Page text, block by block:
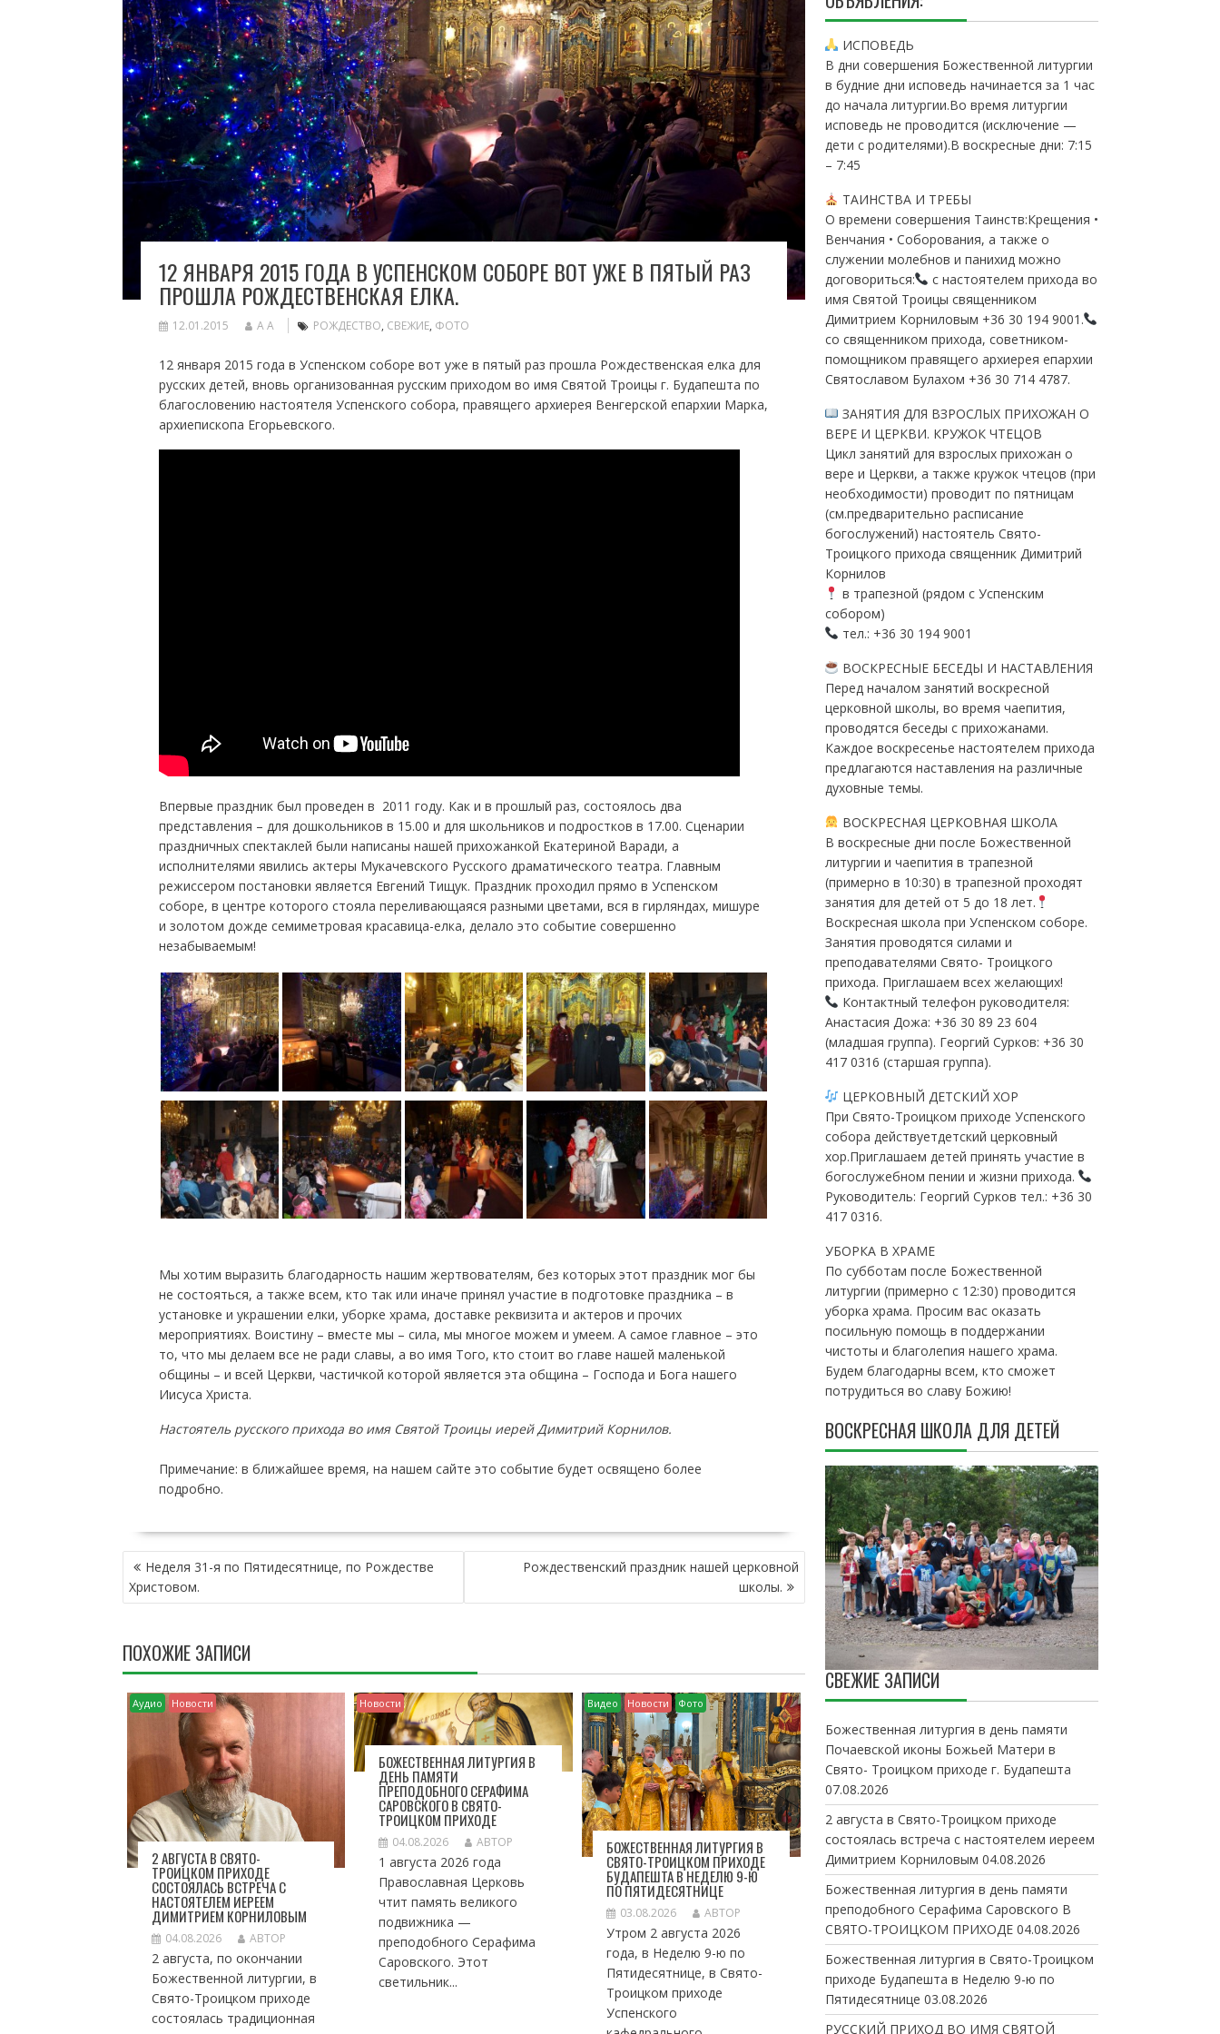
12 ЯНВАРЯ 2015 ГОДА В УСПЕНСКОМ СОБОРЕ ВОТ УЖЕ В ПЯТЫЙ РАЗ
ПРОШЛА РОЖДЕСТВЕНСКАЯ ЕЛКА.
12.01.2015 A A РОЖДЕСТВО, СВЕЖИЕ, ФОТО
12 января 2015 года в Успенском соборе вот уже в пятый раз прошла Рождественская елка для
русских детей, вновь организованная русским приходом во имя Святой Троицы г. Будапешта по
благословению настоятеля Успенского собора, правящего архиерея Венгерской епархии Марка,
архиепископа Егорьевского.
Впервые праздник был проведен в 2011 году. Как и в прошлый раз, состоялось два
представления – для дошкольников в 15.00 и для школьников и подростков в 17.00. Сценарии
праздничных спектаклей были написаны нашей прихожанкой Екатериной Варади, а
исполнителями явились актеры Мукачевского Русского драматического театра. Главным
режиссером постановки является Евгений Тищук. Праздник проходил прямо в Успенском
соборе, в центре которого стояла переливающаяся разными цветами, вся в гирляндах, мишуре
и золотом дожде семиметровая красавица-елка, делало это событие совершенно
незабываемым!
Мы хотим выразить благодарность нашим жертвователям, без которых этот праздник мог бы
не состояться, а также всем, кто так или иначе принял участие в подготовке праздника – в
установке и украшении елки, уборке храма, доставке реквизита и актеров и прочих
мероприятиях. Воистину – вместе мы – сила, мы многое можем и умеем. А самое главное – это
то, что мы делаем все не ради славы, а во имя Того, кто стоит во главе нашей маленькой
общины – и всей Церкви, частичкой которой является эта община – Господа и Бога нашего
Иисуса Христа.
Настоятель русского прихода во имя Святой Троицы иерей Димитрий Корнилов.
Примечание: в ближайшее время, на нашем сайте это событие будет освящено более
подробно.
Н
А
В
Г
А
Ц
И
Я
О
П
И
С
Неделя 31-я по Пятидесятнице, по Рождестве
Христовом.
Рождественский праздник нашей церковной
школы.
ПОХОЖИЕ ЗАПИСИ
Аудио Новости
2 АВГУСТА В СВЯТО-
ТРОИЦКОМ ПРИХОДЕ
СОСТОЯЛАСЬ ВСТРЕЧА С
НАСТОЯТЕЛЕМ ИЕРЕЕМ
ДИМИТРИЕМ КОРНИЛОВЫМ
04.08.2026 АВТОР
2 августа, по окончании
Божественной литургии, в
Свято-Троицком приходе
состоялась традиционная
Новости
БОЖЕСТВЕННАЯ ЛИТУРГИЯ В
ДЕНЬ ПАМЯТИ
ПРЕПОДОБНОГО СЕРАФИМА
САРОВСКОГО В СВЯТО-
ТРОИЦКОМ ПРИХОДЕ
04.08.2026 АВТОР
1 августа 2026 года
Православная Церковь
чтит память великого
подвижника —
преподобного Серафима
Саровского. Этот
светильник...
Видео Новости Фото
БОЖЕСТВЕННАЯ ЛИТУРГИЯ В
СВЯТО-ТРОИЦКОМ ПРИХОДЕ
БУДАПЕШТА В НЕДЕЛЮ 9-Ю
ПО ПЯТИДЕСЯТНИЦЕ
03.08.2026 АВТОР
Утром 2 августа 2026
года, в Неделю 9-ю по
Пятидесятнице, в Свято-
Троицком приходе
Успенского
ИСПОВЕДЬ
В дни совершения Божественной литургии
в будние дни исповедь начинается за 1 час
до начала литургии.Во время литургии
исповедь не проводится (исключение —
дети с родителями).В воскресные дни: 7:15
– 7:45
ТАИНСТВА И ТРЕБЫ
О времени совершения Таинств:Крещения •
Венчания • Соборования, а также о
служении молебнов и панихид можно
договориться:
с настоятелем прихода во
имя Святой Троицы священником
Димитрием Корниловым +36 30 194 9001.
со священником прихода, советником-
помощником правящего архиерея епархии
Святославом Булахом +36 30 714 4787.
ЗАНЯТИЯ ДЛЯ ВЗРОСЛЫХ ПРИХОЖАН О
ВЕРЕ И ЦЕРКВИ. КРУЖОК ЧТЕЦОВ
Цикл занятий для взрослых прихожан о
вере и Церкви, а также кружок чтецов (при
необходимости) проводит по пятницам
(см.предварительно расписание
богослужений) настоятель Свято-
Троицкого прихода священник Димитрий
Корнилов
в трапезной (рядом с Успенским
собором)
тел.: +36 30 194 9001
ВОСКРЕСНЫЕ БЕСЕДЫ И НАСТАВЛЕНИЯ
Перед началом занятий воскресной
церковной школы, во время чаепития,
проводятся беседы с прихожанами.
Каждое воскресенье настоятелем прихода
предлагаются наставления на различные
духовные темы.
ВОСКРЕСНАЯ ЦЕРКОВНАЯ ШКОЛА
В воскресные дни после Божественной
литургии и чаепития в трапезной
(примерно в 10:30) в трапезной проходят
занятия для детей от 5 до 18 лет.
Воскресная школа при Успенском соборе.
Занятия проводятся силами и
преподавателями Свято- Троицкого
прихода. Приглашаем всех желающих!
Контактный телефон руководителя:
Анастасия Дожа: +36 30 89 23 604
(младшая группа). Георгий Сурков: +36 30
417 0316 (старшая группа).
ЦЕРКОВНЫЙ ДЕТСКИЙ ХОР
При Свято-Троицком приходе Успенского
собора действуетдетский церковный
хор.Приглашаем детей принять участие в
богослужебном пении и жизни прихода.
Руководитель: Георгий Сурков тел.: +36 30
417 0316.
УБОРКА В ХРАМЕ
По субботам после Божественной
литургии (примерно с 12:30) проводится
уборка храма. Просим вас оказать
посильную помощь в поддержании
чистоты и благолепия нашего храма.
Будем благодарны всем, кто сможет
потрудиться во славу Божию!
ВОСКРЕСНАЯ ШКОЛА ДЛЯ ДЕТЕЙ
СВЕЖИЕ ЗАПИСИ
Божественная литургия в день памяти
Почаевской иконы Божьей Матери в
Свято- Троицком приходе г. Будапешта
07.08.2026
2 августа в Свято-Троицком приходе
состоялась встреча с настоятелем иереем
Димитрием Корниловым 04.08.2026
Божественная литургия в день памяти
преподобного Серафима Саровского В
СВЯТО-ТРОИЦКОМ ПРИХОДЕ 04.08.2026
Божественная литургия в Свято-Троицком
приходе Будапешта в Неделю 9-ю по
Пятидесятнице 03.08.2026
РУССКИЙ ПРИХОД ВО ИМЯ СВЯТОЙ